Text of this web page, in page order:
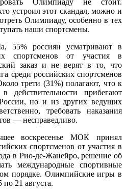
устроил этот скандал, можно и
Олимпиаду, особенно в тех
наши спортсмены.
55% россиян усматривают в
спортсменов от участия в
заказ и не верят в то, что
среди российских спортсменов
трети (31%) полагают, что к
действительности прибегают
но и из других ведущих
требовать наказания
— несправедливо.
воскресенье МОК принял
спортсменов от участия в
в Рио-де-Жанейро, решение об
международные спортивные
порядке. Олимпийские игры в
21 августа.